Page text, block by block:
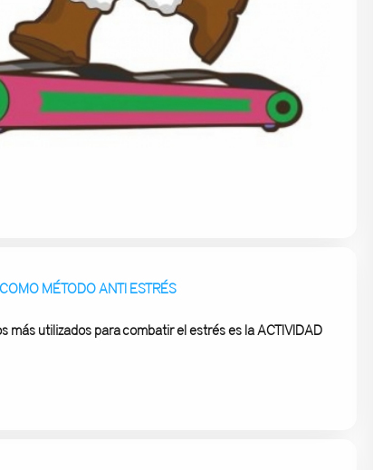
MÉTODO ANTI ESTRÉS
más utilizados para combatir el estrés es la ACTIVIDAD